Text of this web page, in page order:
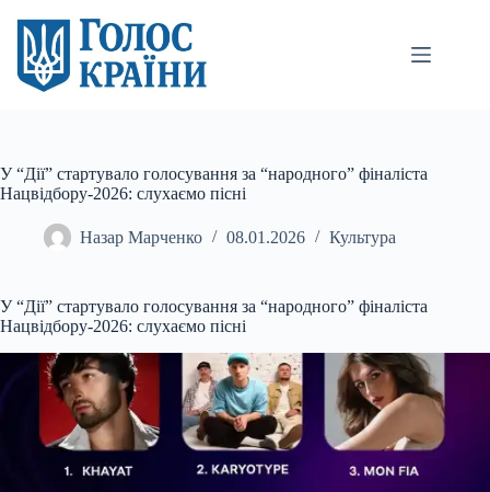
вмісту
У “Дії” стартувало голосування за “народного” фіналіста
Нацвідбору-2026: слухаємо пісні
Назар Марченко 08.01.2026 Культура
У “Дії” стартувало голосування за “народного” фіналіста
Нацвідбору-2026: слухаємо пісні